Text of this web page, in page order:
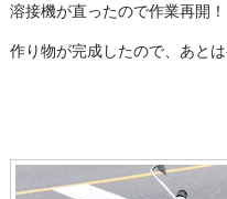
溶接機が直ったので作業再開！
作り物が完成したので、あと